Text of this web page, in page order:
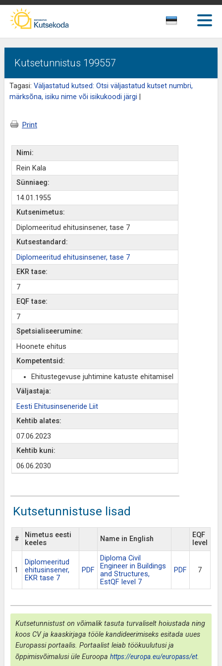
Kutsetunnistus 199557
Tagasi: Väljastatud kutsed: Otsi väljastatud kutset numbri,
märksõna, isiku nime või isikukoodi järgi
Print
Nimi:
Rein Kala
Sünniaeg:
14.01.1955
Kutsenimetus:
Diplomeeritud ehitusinsener, tase 7
Kutsestandard:
Diplomeeritud ehitusinsener, tase 7
EKR tase:
7
EQF tase:
7
Spetsialiseerumine:
Hoonete ehitus
Kompetentsid:
Ehitustegevuse juhtimine katuste ehitamisel
Väljastaja:
Eesti Ehitusinseneride Liit
Kehtib alates:
07.06.2023
Kehtib kuni:
06.06.2030
Kutsetunnistuse lisad
#
Nimetus eesti
keeles
Name in English
EQF
level
1
Diplomeeritud
ehitusinsener,
EKR tase 7
PDF
Diploma Civil
Engineer in Buildings
and Structures,
EstQF level 7
PDF 7
Kutsetunnistust on võimalik tasuta turvaliselt hoiustada ning
koos CV ja kaaskirjaga tööle kandideerimiseks esitada uues
Europassi portaalis. Portaalist leiab töökuulutusi ja
õppimisvõimalusi üle Euroopa https://europa.eu/europass/et.